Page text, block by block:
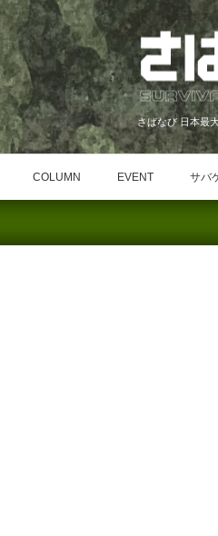
さばなび 日本最
COLUMN EVENT サバ